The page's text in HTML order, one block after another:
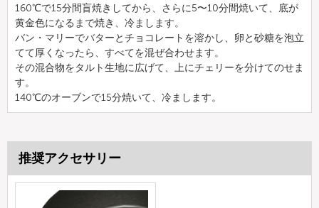
160℃で15分間盲焼きしてから、さらに5〜10分間焼いて、底が
黄金色になるまで焼き、冷まします。
バン・マリーでバターとチョコレートを溶かし、卵と砂糖を泡立
てて厚くなったら、すべてを混ぜ合わせます。
その混合物をタルト生地に広げて、上にチェリーを分けてのせま
す。
140℃のオーブンで15分焼いて、冷まします。
推奨アクセサリー